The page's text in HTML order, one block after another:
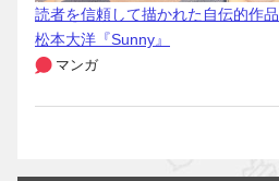
読者を信頼して描かれた自伝的作品
松本大洋『Sunny』
マンガ